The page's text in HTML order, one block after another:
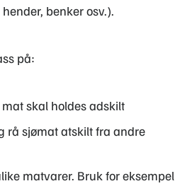
benker osv.).
på:
skal holdes adskilt
rå sjømat atskilt fra andre
matvarer. Bruk for eksempel